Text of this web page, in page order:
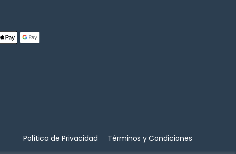
Política de Privacidad Términos y Condiciones